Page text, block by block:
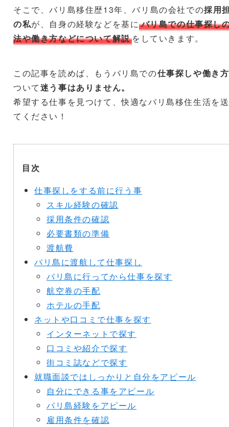
そこで、バリ島移住歴13年、バリ島の会社での採用
の私が、自身の経験などを基にバリ島での仕事探し
法や働き方などについて解説をしていきます。
この記事を読めば、もうバリ島での仕事探しや働き方
ついて迷う事はありません。
希望する仕事を見つけて、快適なバリ島移住生活を
てください！
目次
仕事探しをする前に行う事
スキル経験の確認
採用条件の確認
必要書類の準備
渡航費
バリ島に渡航して仕事探し
バリ島に行ってから仕事を探す
航空券の手配
ホテルの手配
ネットや口コミで仕事を探す
インターネットで探す
口コミや紹介で探す
街コミ誌などで探す
就職面談ではしっかりと自分をアピール
自分にできる事をアピール
バリ島経験をアピール
雇用条件を確認